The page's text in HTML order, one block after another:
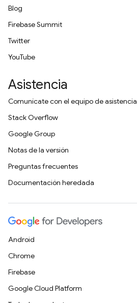
Blog
Firebase Summit
Twitter
YouTube
Asistencia
Comunícate con el equipo de asistencia
Stack Overflow
Google Group
Notas de la versión
Preguntas frecuentes
Documentación heredada
Android
Chrome
Firebase
Google Cloud Platform